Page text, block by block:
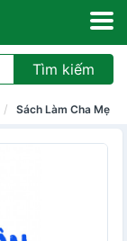
Tìm kiếm
Sách Làm Cha Mẹ